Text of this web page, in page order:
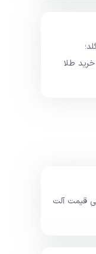
طلا
قیمت آلت